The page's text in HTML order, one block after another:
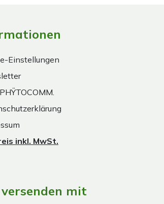
Einstellungen
inkl. MwSt.
mit